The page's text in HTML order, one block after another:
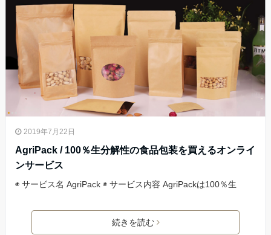
2019年7月22日
AgriPack / 100％生分解性の食品包装を買えるオンライ
ンサービス
◉ サービス名 AgriPack ◉ サービス内容 AgriPackは100％生
続きを読む